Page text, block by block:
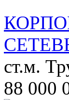
ст.м.
88 000